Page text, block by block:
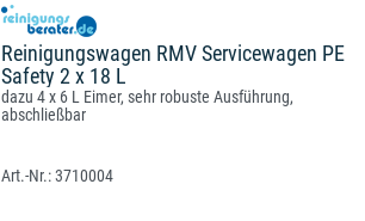
Reinigungswagen RMV Servicewagen PE
Safety 2 x 18 L
dazu 4 x 6 L Eimer, sehr robuste Ausführung,
abschließbar
3710004